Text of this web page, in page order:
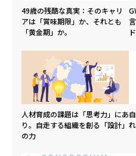
49歳の残酷な真実：そのキャリ
アは「賞味期限」か、それとも
「黄金期」か。
人材育成の課題は「思考力」にあ
り。自走する組織を創る「設計」
の力